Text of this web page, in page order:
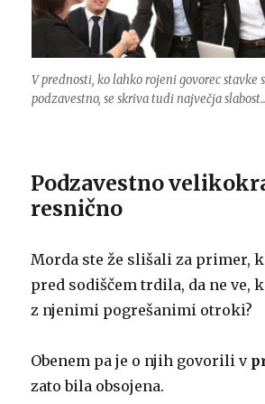
V prednosti, ko lahko rojeni govorec stavke
podzavestno, se skriva tudi največja
Podzavestno
resnično
Morda ste že slišali za primer,
pred sodiščem trdila, da ne ve,
z njenimi pogrešanimi otroki?
Obenem pa je o njih govorili v
zato bila obsojena.